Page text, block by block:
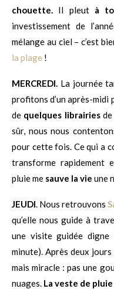
chouette.
Il pleut à
investissement de
mélange au ciel – c’est
la plage !
MERCREDI. La journée
profitons d’un après-
de quelques librairiesde
sûr, nous nous
pour cette fois. Ce qui a
transforme rapidement
pluie me sauve la vie une
JEUDI . Nous retrouvons
qu’elle nous guide à
une visite guidée digne
minute). Après deux
mais miracle : pas une
nuages. La veste de